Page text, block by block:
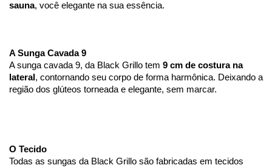
sauna, você elegante na sua essência.
A Sunga Cavada 9
A sunga cavada 9, da Black Grillo tem 9 cm de costura na
lateral , contornando seu corpo de forma harmônica. Deixando a
região dos glúteos torneada e elegante, sem marcar.
O Tecido
Todas as sungas da Black Grillo são fabricadas em tecidos